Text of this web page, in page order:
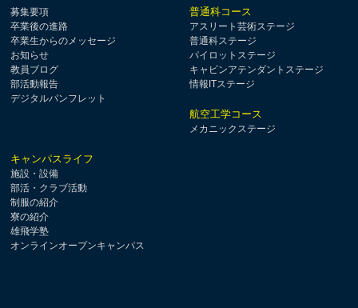
募集要項
卒業後の進路
卒業生からのメッセージ
お知らせ
教員ブログ
部活動報告
デジタルパンフレット
普通科コース
アスリート芸術ステージ
普通科ステージ
パイロットステージ
キャビンアテンダントステージ
情報ITステージ
航空工学コース
メカニックステージ
キャンパスライフ
施設・設備
部活・クラブ活動
制服の紹介
寮の紹介
雄飛学塾
オンラインオープンキャンパス